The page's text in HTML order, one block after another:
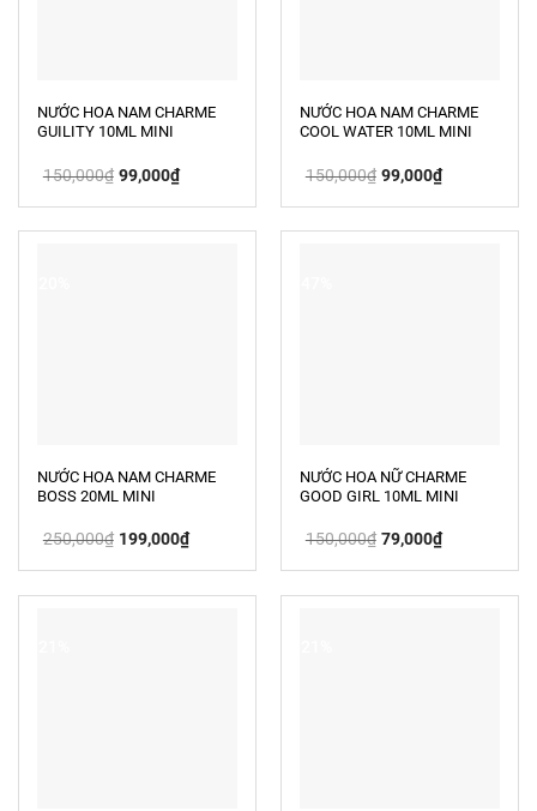
NƯỚC HOA NAM CHARME
GUILITY 10ML MINI
150,000₫ Giá
gốc
99,000₫Giá
hiện
99,000₫.
NƯỚC HOA NAM CHARME
COOL WATER 10ML MINI
150,000₫ Giá
gốc
99,000₫Giá
hiện
99,000₫.
NƯỚC HOA NAM CHARME
BOSS 20ML MINI
250,000₫ Giá
gốc
199,000₫Giá
hiện
199,000₫.
NƯỚC HOA NỮ CHARME
GOOD GIRL 10ML MINI
150,000₫ Giá
gốc
79,000₫Giá
hiện
79,000₫.